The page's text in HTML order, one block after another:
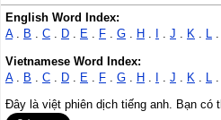
English Word Index:
A. B . C . D . E . F . G . H . . J . K . L .
Vietnamese Word Index:
A. B C D E F G H J K
Đây là việt phiên dịch tiếng anh. Bạn có